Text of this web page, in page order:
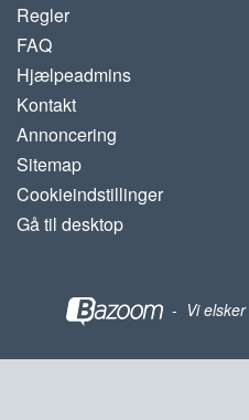
Regler
FAQ
Hjælpeadmins
Kontakt
Annoncering
Sitemap
Cookieindstillinger
Gå til desktop
- Vi